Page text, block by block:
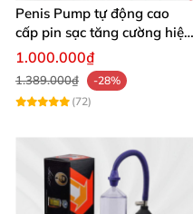
Penis Pump tự động cao
cấp pin sạc tăng cường hiệu
quả mua ngay
1.000.000₫
1.389.000₫
-28%
(72)